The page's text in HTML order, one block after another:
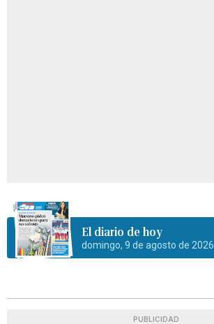
El diario de hoy
domingo, 9 de agosto de 2026
PUBLICIDAD